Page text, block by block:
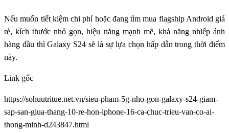
Nếu muốn tiết kiệm chi phí hoặc đang tìm mua flagship Android giá
rẻ, kích thước nhỏ gọn, hiệu năng mạnh mẽ, khả năng nhiếp ảnh
hàng đầu thì Galaxy S24 sẽ là sự lựa chọn hấp dẫn trong thời điểm
này.
Link gốc
https://sohuutritue.net.vn/sieu-pham-5g-nho-gon-galaxy-s24-giam-
sap-san-giua-thang-10-re-hon-iphone-16-ca-chuc-trieu-van-co-ai-
thong-minh-d243847.html